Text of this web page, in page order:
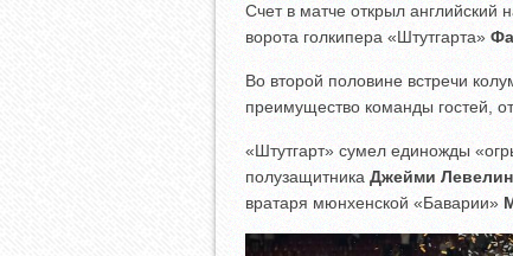
Счет в матче открыл
ворота голкипера «Штутгарта»
Во второй половине встречи
преимущество команды гостей,
«Штутгарт» сумел единожды
полузащитника Джейми
вратаря мюнхенской «Баварии»